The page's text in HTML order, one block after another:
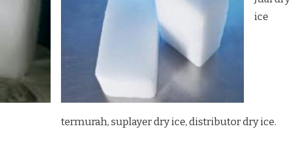
ice
termurah, suplayer dry ice, distributor dry ice.